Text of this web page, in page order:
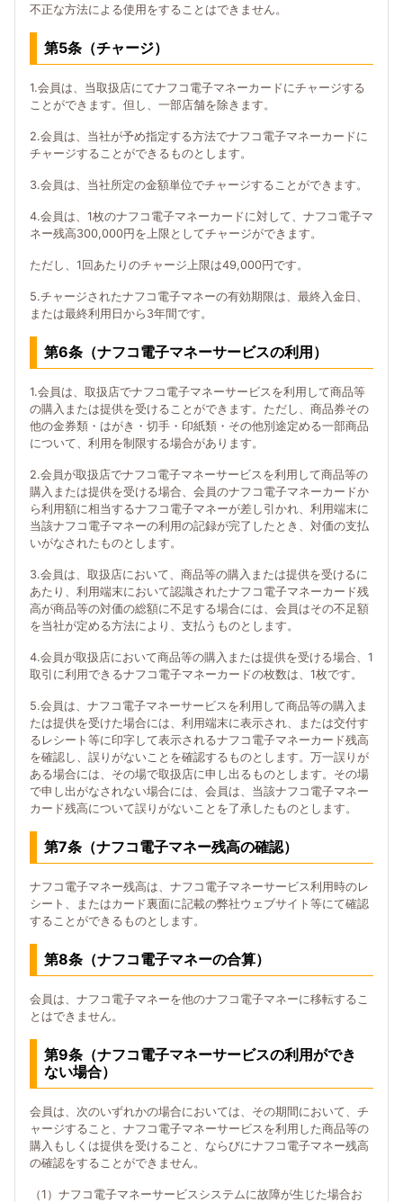
不正な方法による使用をすることはできません。
第5条（チャージ）
1.会員は、当取扱店にてナフコ電子マネーカードにチャージする
ことができます。但し、一部店舗を除きます。
2.会員は、当社が予め指定する方法でナフコ電子マネーカードに
チャージすることができるものとします。
3.会員は、当社所定の金額単位でチャージすることができます。
4.会員は、1枚のナフコ電子マネーカードに対して、ナフコ電子マ
ネー残高300,000円を上限としてチャージができます。
ただし、1回あたりのチャージ上限は49,000円です。
5.チャージされたナフコ電子マネーの有効期限は、最終入金日、
または最終利用日から3年間です。
第6条（ナフコ電子マネーサービスの利用）
1.会員は、取扱店でナフコ電子マネーサービスを利用して商品等
の購入または提供を受けることができます。ただし、商品券その
他の金券類・はがき・切手・印紙類・その他別途定める一部商品
について、利用を制限する場合があります。
2.会員が取扱店でナフコ電子マネーサービスを利用して商品等の
購入または提供を受ける場合、会員のナフコ電子マネーカードか
ら利用額に相当するナフコ電子マネーが差し引かれ、利用端末に
当該ナフコ電子マネーの利用の記録が完了したとき、対価の支払
いがなされたものとします。
3.会員は、取扱店において、商品等の購入または提供を受けるに
あたり、利用端末において認識されたナフコ電子マネーカード残
高が商品等の対価の総額に不足する場合には、会員はその不足額
を当社が定める方法により、支払うものとします。
4.会員が取扱店において商品等の購入または提供を受ける場合、1
取引に利用できるナフコ電子マネーカードの枚数は、1枚です。
5.会員は、ナフコ電子マネーサービスを利用して商品等の購入ま
たは提供を受けた場合には、利用端末に表示され、または交付す
るレシート等に印字して表示されるナフコ電子マネーカード残高
を確認し、誤りがないことを確認するものとします。万一誤りが
ある場合には、その場で取扱店に申し出るものとします。その場
で申し出がなされない場合には、会員は、当該ナフコ電子マネー
カード残高について誤りがないことを了承したものとします。
第7条（ナフコ電子マネー残高の確認）
ナフコ電子マネー残高は、ナフコ電子マネーサービス利用時のレ
シート、またはカード裏面に記載の弊社ウェブサイト等にて確認
することができるものとします。
第8条（ナフコ電子マネーの合算）
会員は、ナフコ電子マネーを他のナフコ電子マネーに移転するこ
とはできません。
第9条（ナフコ電子マネーサービスの利用ができ
ない場合）
会員は、次のいずれかの場合においては、その期間において、チ
ャージすること、ナフコ電子マネーサービスを利用した商品等の
購入もしくは提供を受けること、ならびにナフコ電子マネー残高
の確認をすることができません。
（1）ナフコ電子マネーサービスシステムに故障が生じた場合お